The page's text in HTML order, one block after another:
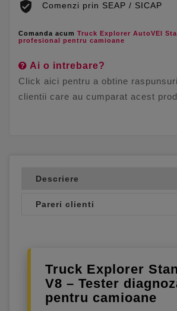
Comenzi prin SEAP / SICAP
Comanda acum Truck Explorer AutoVEI
profesional pentru camioane
Ai o intrebare?
Click aici pentru a obtine
clientii care au cumparat acest
Descriere
Pareri clienti
Truck Explorer
V8 – Tester
pentru camioane